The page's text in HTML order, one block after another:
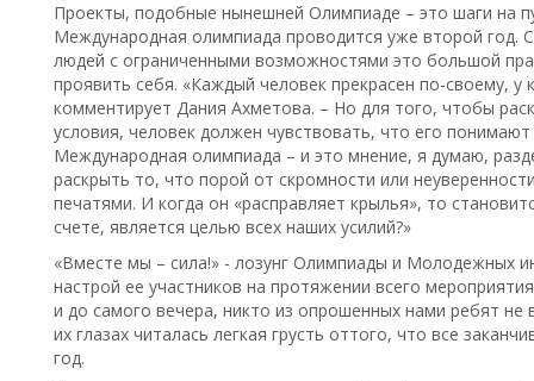
Проекты, подобные нынешней Олимпиаде – это шаги на
Международная олимпиада проводится уже второй год.
людей с ограниченными возможностями это большой
проявить себя. «Каждый человек прекрасен по-своему,
комментирует Дания Ахметова. – Но для того, чтобы
условия, человек должен чувствовать, что его
Международная олимпиада – и это мнение, я думаю,
раскрыть то, что порой от скромности или
печатями. И когда он «расправляет крылья», то
счете, является целью всех наших усилий?»
«Вместе мы – сила!» - лозунг Олимпиады и Молодежных
настрой ее участников на протяжении всего
и до самого вечера, никто из опрошенных нами ребят не
их глазах читалась легкая грусть оттого, что все
год.